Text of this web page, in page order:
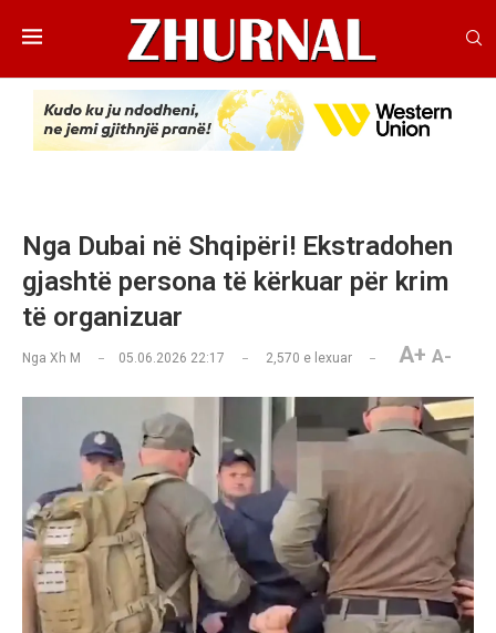
Nga Dubai në Shqipëri! Ekstradohen
gjashtë persona të kërkuar për krim
të organizuar
Nga Xh M 05.06.2026 22:17 2,570 e lexuar A+ A-